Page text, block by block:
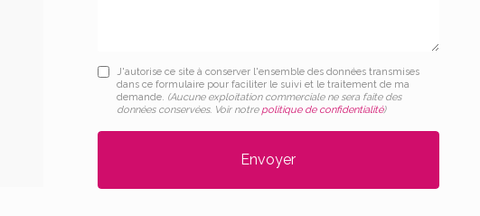
J'autorise ce site à conserver l'ensemble des données transmises
dans ce formulaire pour faciliter le suivi et le traitement de ma
demande. (Aucune exploitation commerciale ne sera faite des
données conservées. Voir notre politique de confidentialité)